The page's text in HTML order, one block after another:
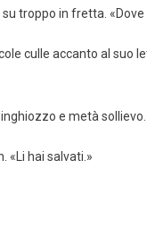
troppo in fretta. «Dove
culle accanto al
e metà sollievo.
«Li hai salvati.»